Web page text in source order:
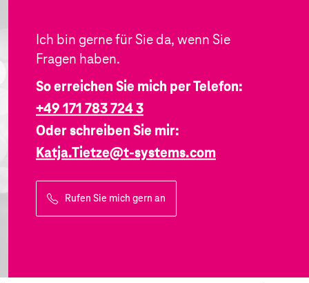
Ich bin gerne für Sie da, wenn Sie
Fragen haben.
So erreichen Sie mich per Telefon:
+49 171 783 724 3
Oder schreiben Sie mir:
Katja.Tietze@t-systems.com
Rufen Sie mich gern an